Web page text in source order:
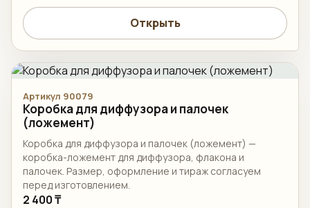
Открыть
Артикул 90079
Коробка для диффузора и палочек
(ложемент)
Коробка для диффузора и палочек (ложемент) —
коробка-ложемент для диффузора, флакона и
палочек. Размер, оформление и тираж согласуем
перед изготовлением.
2 400 ₸